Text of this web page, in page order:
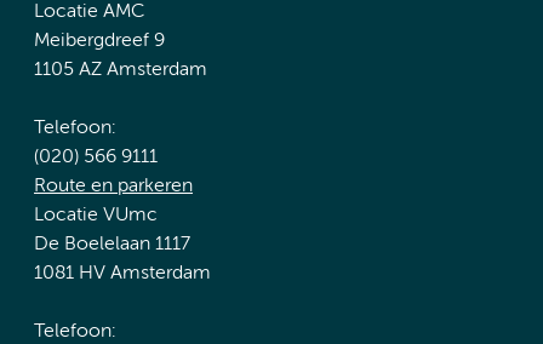
Locatie AMC
Meibergdreef 9
1105 AZ Amsterdam
Telefoon:
(020) 566 9111
Route en parkeren
Locatie VUmc
De Boelelaan 1117
1081 HV Amsterdam
Telefoon: